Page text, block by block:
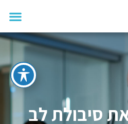
סיבולת לב